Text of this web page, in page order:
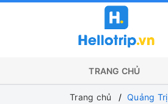
TRANG CHỦ
Trang chủ Quảng Trị